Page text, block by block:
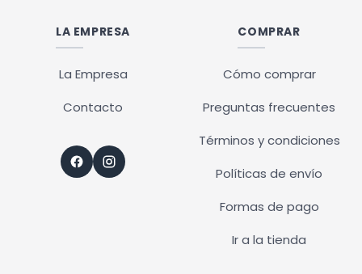
LA EMPRESA
La Empresa
Contacto
COMPRAR
Cómo comprar
Preguntas frecuentes
Términos y condiciones
Políticas de envío
Formas de pago
Ir a la tienda